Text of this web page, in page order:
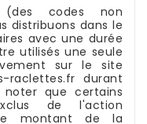
(des codes non
distribuons dans le
avec une durée
utilisés une seule
sur le site
raclettes.fr durant
noter que certains
de l'action
le montant de la